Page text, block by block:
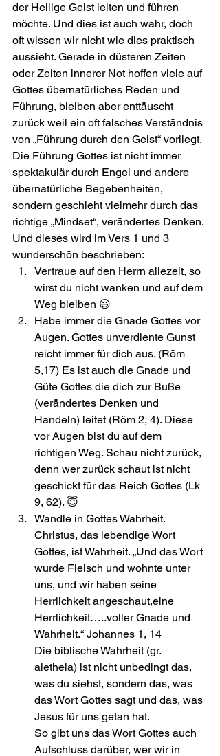
der Heilige Geist leiten und führen
möchte. Und dies ist auch wahr, doch
oft wissen wir nicht wie dies praktisch
aussieht. Gerade in düsteren Zeiten
oder Zeiten innerer Not hoffen viele auf
Gottes übernatürliches Reden und
Führung, bleiben aber enttäuscht
zurück weil ein oft falsches Verständnis
von „Führung durch den Geist“ vorliegt.
Die Führung Gottes ist nicht immer
spektakulär durch Engel und andere
übernatürliche Begebenheiten,
sondern geschieht vielmehr durch das
richtige „Mindset“, verändertes Denken.
Und dieses wird im Vers 1 und 3
wunderschön beschrieben:
Vertraue auf den Herrn allezeit, so
wirst du nicht wanken und auf dem
Weg bleiben 😃
Habe immer die Gnade Gottes vor
Augen. Gottes unverdiente Gunst
reicht immer für dich aus. (Röm
5,17) Es ist auch die Gnade und
Güte Gottes die dich zur Buße
(verändertes Denken und
Handeln) leitet (Röm 2, 4). Diese
vor Augen bist du auf dem
richtigen Weg. Schau nicht zurück,
denn wer zurück schaut ist nicht
geschickt für das Reich Gottes (Lk
9, 62). 😇
Wandle in Gottes Wahrheit.
Christus, das lebendige Wort
Gottes, ist Wahrheit. „Und das Wort
wurde Fleisch und wohnte unter
uns, und wir haben seine
Herrlichkeit angeschaut,eine
Herrlichkeit…..voller Gnade und
Wahrheit.“ Johannes 1, 14
Die biblische Wahrheit (gr.
aletheia) ist nicht unbedingt das,
was du siehst, sondern das, was
das Wort Gottes sagt und das, was
Jesus für uns getan hat.
So gibt uns das Wort Gottes auch
Aufschluss darüber, wer wir in